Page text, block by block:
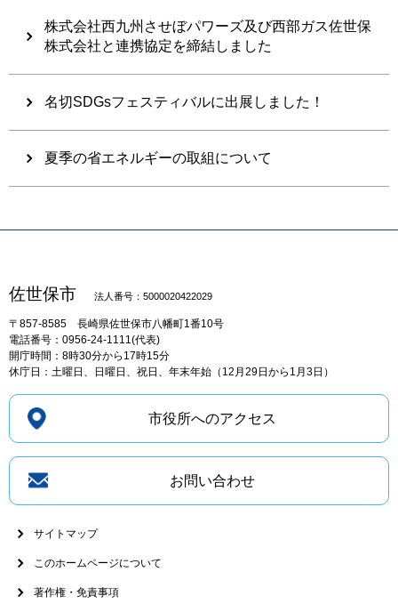
株式会社西九州させぼパワーズ及び西部ガス佐世保
株式会社と連携協定を締結しました
名切SDGsフェスティバルに出展しました！
夏季の省エネルギーの取組について
佐世保市 法人番号：5000020422029
〒857-8585 長崎県佐世保市八幡町1番10号
電話番号：0956-24-1111(代表)
開庁時間：8時30分から17時15分
休庁日：土曜日、日曜日、祝日、年末年始（12月29日から1月3日）
市役所へのアクセス
お問い合わせ
サイトマップ
このホームページについて
著作権・免責事項